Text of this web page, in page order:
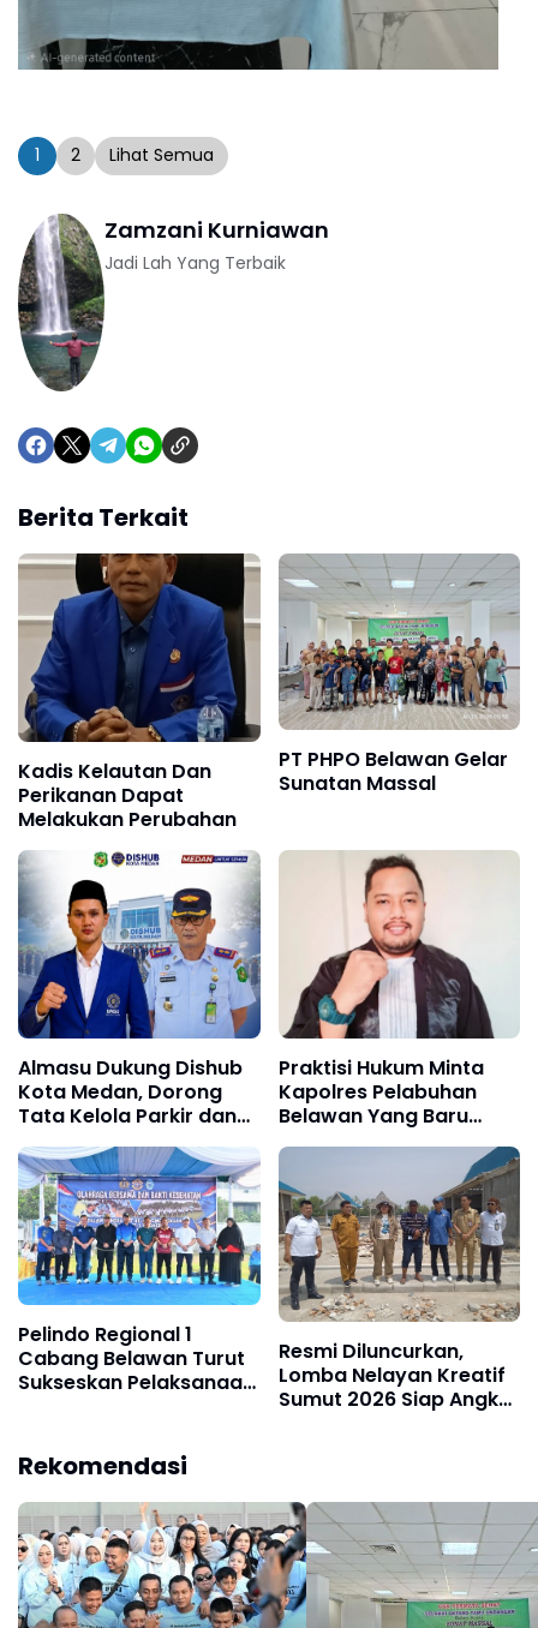
1 2 Lihat Semua
Zamzani Kurniawan
Jadi Lah Yang Terbaik
Berita Terkait
Kadis Kelautan Dan
Perikanan Dapat
Melakukan Perubahan
PT PHPO Belawan Gelar
Sunatan Massal
Almasu Dukung Dishub
Kota Medan, Dorong
Tata Kelola Parkir dan
LPJU semakin
Transparan
Praktisi Hukum Minta
Kapolres Pelabuhan
Belawan Yang Baru
Serius Berantas
Peredaran Narkoba
Pelindo Regional 1
Cabang Belawan Turut
Sukseskan Pelaksanaan
Resmi Diluncurkan,
Lomba Nelayan Kreatif
Sumut 2026 Siap Angkat
Rekomendasi